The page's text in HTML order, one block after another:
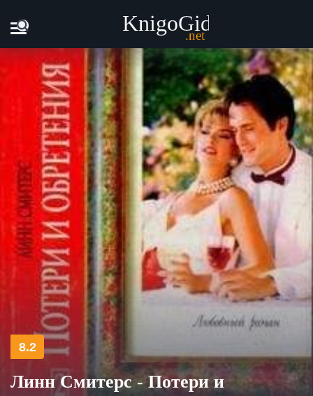
Главная Линн Смитерс - Потери и обретения.
8.2
Линн Смитерс - Потери и